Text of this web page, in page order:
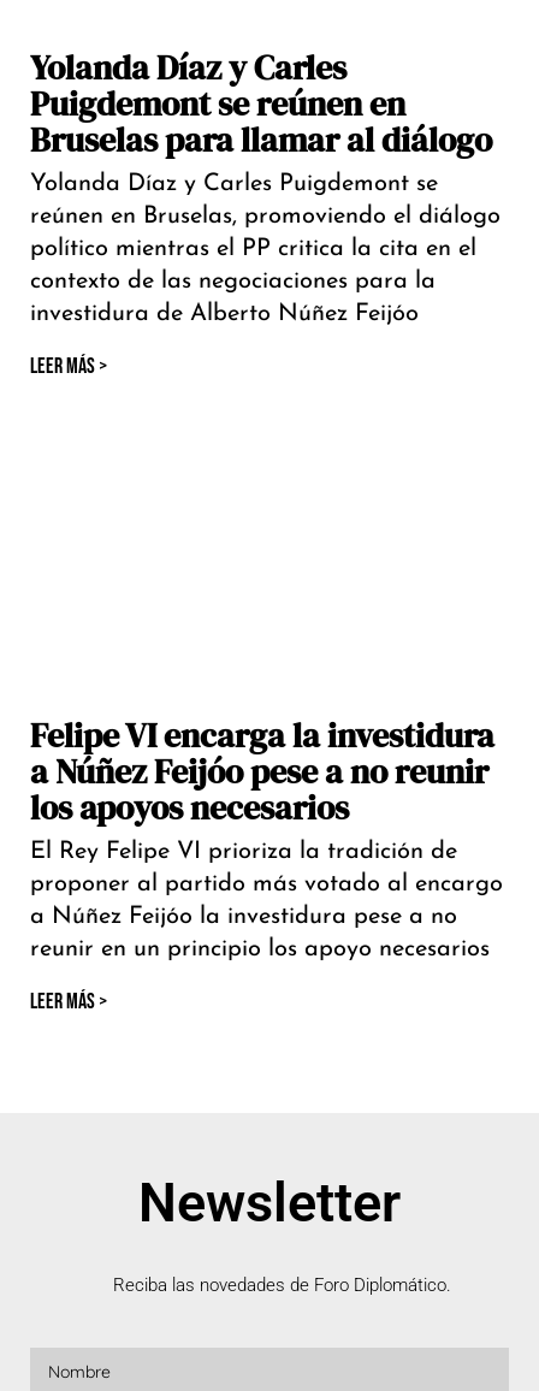
Yolanda Díaz y Carles
Puigdemont se reúnen en
Bruselas para llamar al diálogo
Yolanda Díaz y Carles Puigdemont se
reúnen en Bruselas, promoviendo el diálogo
político mientras el PP critica la cita en el
contexto de las negociaciones para la
investidura de Alberto Núñez Feijóo
LEER MÁS >
Felipe VI encarga la investidura
a Núñez Feijóo pese a no reunir
los apoyos necesarios
El Rey Felipe VI prioriza la tradición de
proponer al partido más votado al encargo
a Núñez Feijóo la investidura pese a no
reunir en un principio los apoyo necesarios
LEER MÁS >
Newsletter
Reciba las novedades de Foro Diplomático.